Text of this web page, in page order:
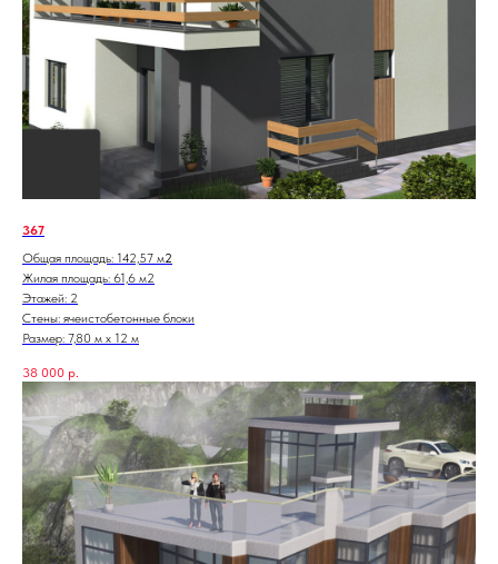
367
Общая площадь: 142,57 м2
Жилая площадь: 61,6 м2
Этажей: 2
Стены: ячеистобетонные блоки
Размер: 7,80 м х 12 м
38 000 р.